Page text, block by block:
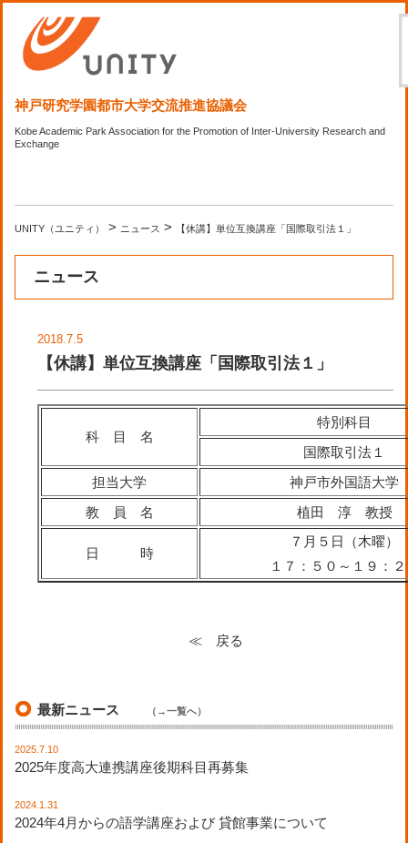
神戸研究学園都市大学交流推進協議会
Kobe Academic Park Association for the Promotion of Inter-University Research and
Exchange
UNITY（ユニティ） > ニュース > 【休講】単位互換講座「国際取引法１」
ニュース
2018.7.5
【休講】単位互換講座「国際取引法１」
科 目 名
特別科目
国際取引法１
担当大学
神戸市外国語大学
教 員 名
植田 淳 教授
日 時
７月５日（木曜）
１７：５０～１９：
≪ 戻る
最新ニュース （→一覧へ）
2025.7.10
2025年度高大連携講座後期科目再募集
2024.1.31
2024年4月からの語学講座および 貸館事業について